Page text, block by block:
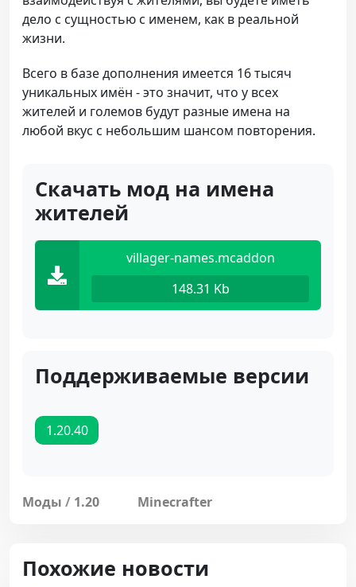
дело с сущностью с именем, как в реальной
жизни.
Всего в базе дополнения имеется 16 тысяч
уникальных имён - это значит, что у всех
жителей и големов будут разные имена на
любой вкус с небольшим шансом повторения.
Скачать мод на имена
жителей
villager-names.mcaddon
148.31 Kb
Поддерживаемые версии
1.20.40
Моды / 1.20 Minecrafter
Похожие новости